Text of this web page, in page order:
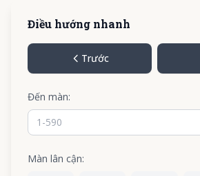
Điều hướng nhanh
Trước
Đến màn:
Màn lân cận: